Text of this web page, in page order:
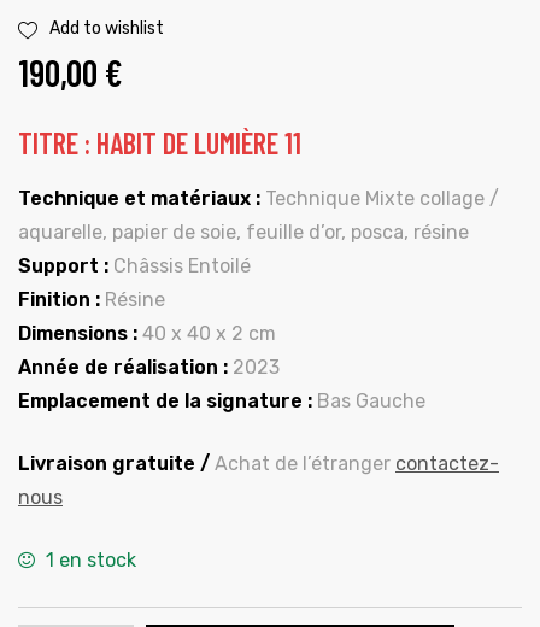
Add to wishlist
190,00 €
TITRE : HABIT DE LUMIÈRE 11
Technique et matériaux : Technique Mixte collage /
aquarelle, papier de soie, feuille d’or, posca, résine
Support : Châssis Entoilé
Finition : Résine
Dimensions : 40 x 40 x 2 cm
Année de réalisation : 2023
Emplacement de la signature : Bas Gauche
Livraison gratuite / Achat de l’étranger contactez-
nous
1 en stock